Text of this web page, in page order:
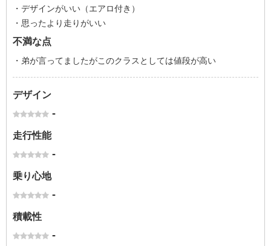
・デザインがいい（エアロ付き）
・思ったより走りがいい
不満な点
・弟が言ってましたがこのクラスとしては値段が高い
デザイン
-
走行性能
-
乗り心地
-
積載性
-